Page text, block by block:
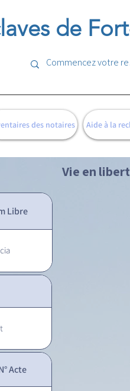
de
des notaires Aide à la
Vie en
Libre
Acte